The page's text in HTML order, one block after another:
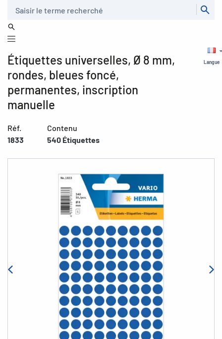
Langue
Étiquettes universelles, Ø 8 mm,
rondes, bleues foncé,
permanentes, inscription
manuelle
Réf.
1833
Contenu
540 Étiquettes